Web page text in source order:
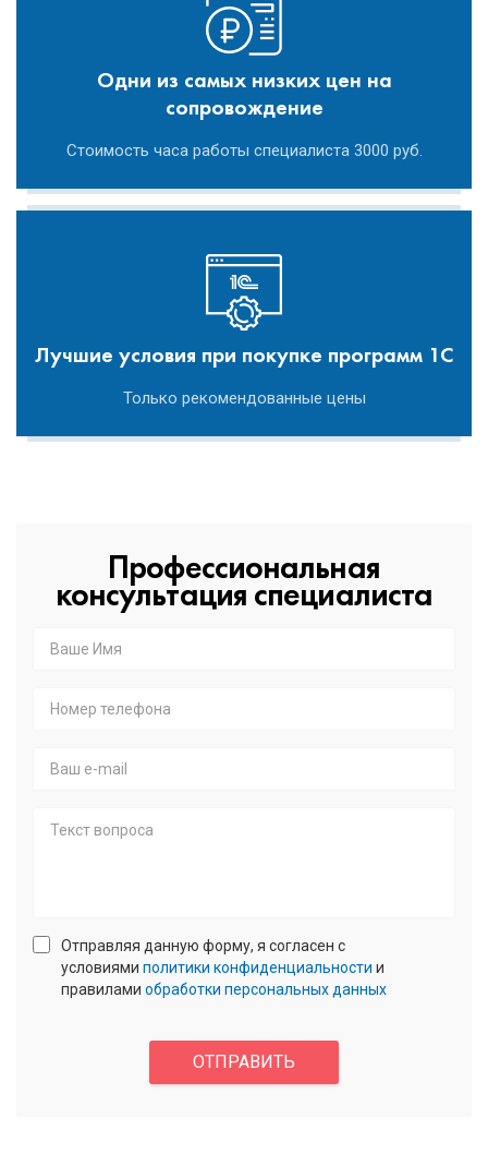
Одни из самых низких цен на
сопровождение
Стоимость часа работы специалиста 3000 руб.
Лучшие условия при покупке программ 1С
Только рекомендованные цены
Профессиональная
консультация специалиста
Имя
телефона
mail
Текст
вопроса
Отправляя данную форму, я согласен с
условиями политики конфиденциальности и
правилами обработки персональных данных
ОТПРАВИТЬ